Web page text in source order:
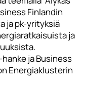
Finlandin
ja pk-yrityksiä
ja
ja Business
Energiaklusterin